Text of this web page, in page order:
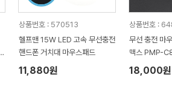
상품번호 : 570513
헬프맨 15W LED 고속 무선충전
핸드폰 거치대 마우스패드
11,880원
상품번호 :
무선 충전 마
맥스 PMP-
18,000원